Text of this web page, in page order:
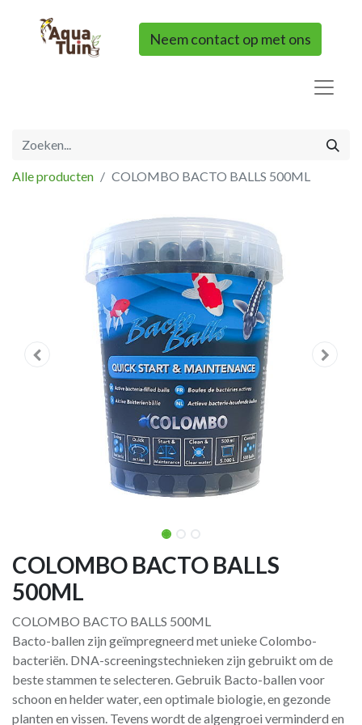
Neem contact op met ons
Alle producten COLOMBO BACTO BALLS 500ML
COLOMBO BACTO BALLS
500ML
COLOMBO BACTO BALLS 500ML
Bacto-ballen zijn geïmpregneerd met unieke Colombo-
bacteriën. DNA-screeningstechnieken zijn gebruikt om de
beste stammen te selecteren. Gebruik Bacto-ballen voor
schoon en helder water, een optimale biologie, en gezonde
planten en vissen. Tevens wordt de algengroei verminderd en